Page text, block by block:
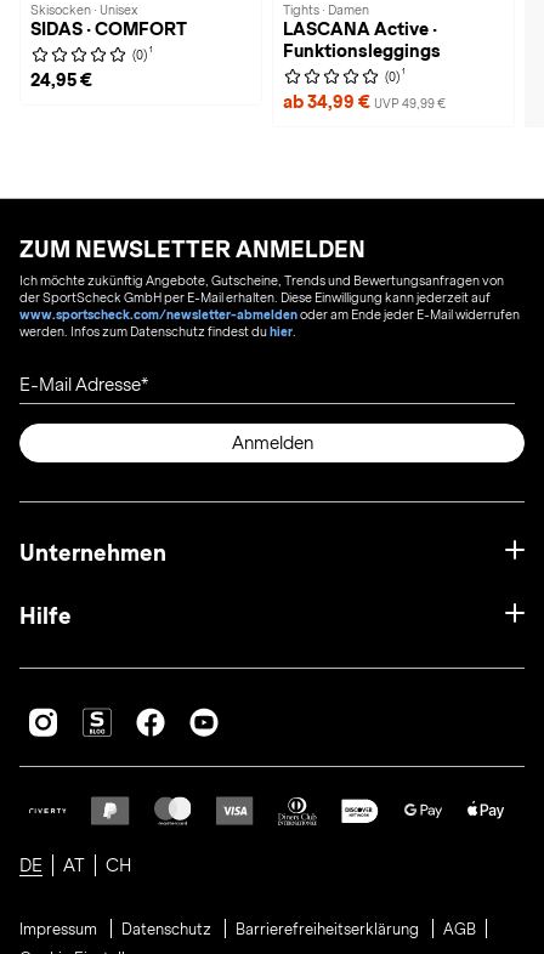
Skisocken · Unisex
SIDAS · COMFORT
(0) 1
24,95 €
Tights · Damen
LASCANA Active ·
Funktionsleggings
(0) 1
ab 34,99 € UVP 49,99 €
ZUM NEWSLETTER ANMELDEN
Ich möchte zukünftig Angebote, Gutscheine, Trends und Bewertungsanfragen von
der SportScheck GmbH per E-Mail erhalten. Diese Einwilligung kann jederzeit auf
www.sportscheck.com/newsletter-abmeldenoder am Ende jeder E-Mail widerrufen
werden. Infos zum Datenschutz findest duhier
E-Mail Adresse
Anmelden
Unternehmen
Hilfe
DE AT CH
Impressum Datenschutz Barrierefreiheitserklärung
AGB